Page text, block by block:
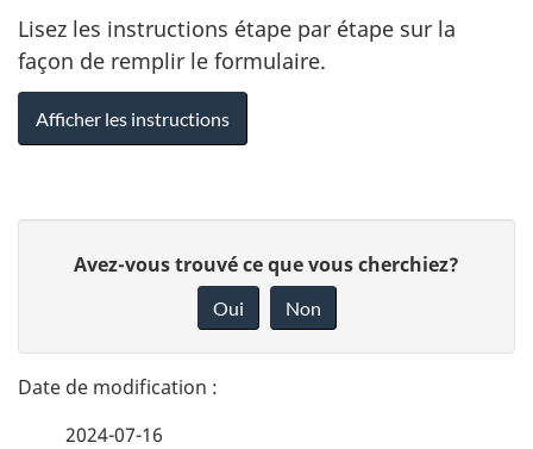
Lisez les instructions étape par étape sur la
façon de remplir le formulaire.
Afficher les instructions
t
a
n
Avez-vous trouvé ce que vous cherchiez?
Oui Non
2024-07-16